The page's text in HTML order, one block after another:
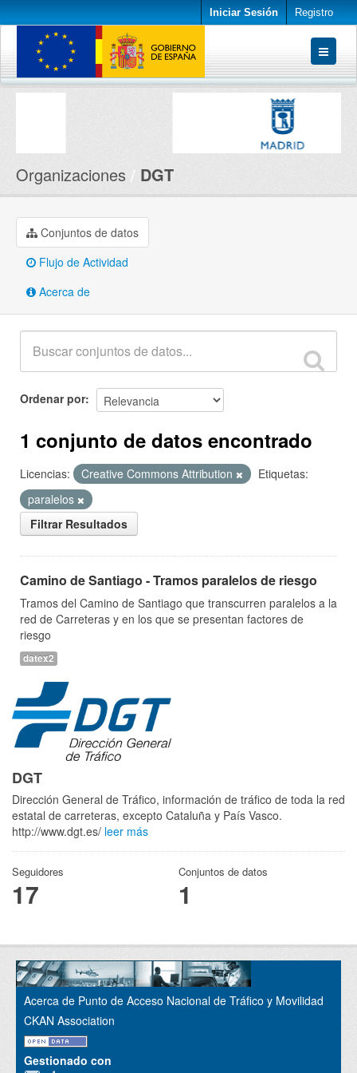
Iniciar Sesión Registro
Conjuntos de datos
Organizaciones DGT
Conjuntos de datos
Flujo de Actividad
Acerca de
Ordenar por
1 conjunto de datos encontrado
Licencias: Creative Commons Attribution
Etiquetas:
paralelos
Filtrar Resultados
Camino de Santiago - Tramos paralelos de riesgo
Tramos del Camino de Santiago que transcurren paralelos a la
red de Carreteras y en los que se presentan factores de
riesgo
datex2
DGT
Dirección General de Tráfico, información de tráfico de toda la red
estatal de carreteras, excepto Cataluña y País Vasco.
http://www.dgt.es/ leer más
Seguidores
17
Conjuntos de datos
1
Acerca de Punto de Acceso Nacional de Tráfico y Movilidad
CKAN Association
Gestionado con